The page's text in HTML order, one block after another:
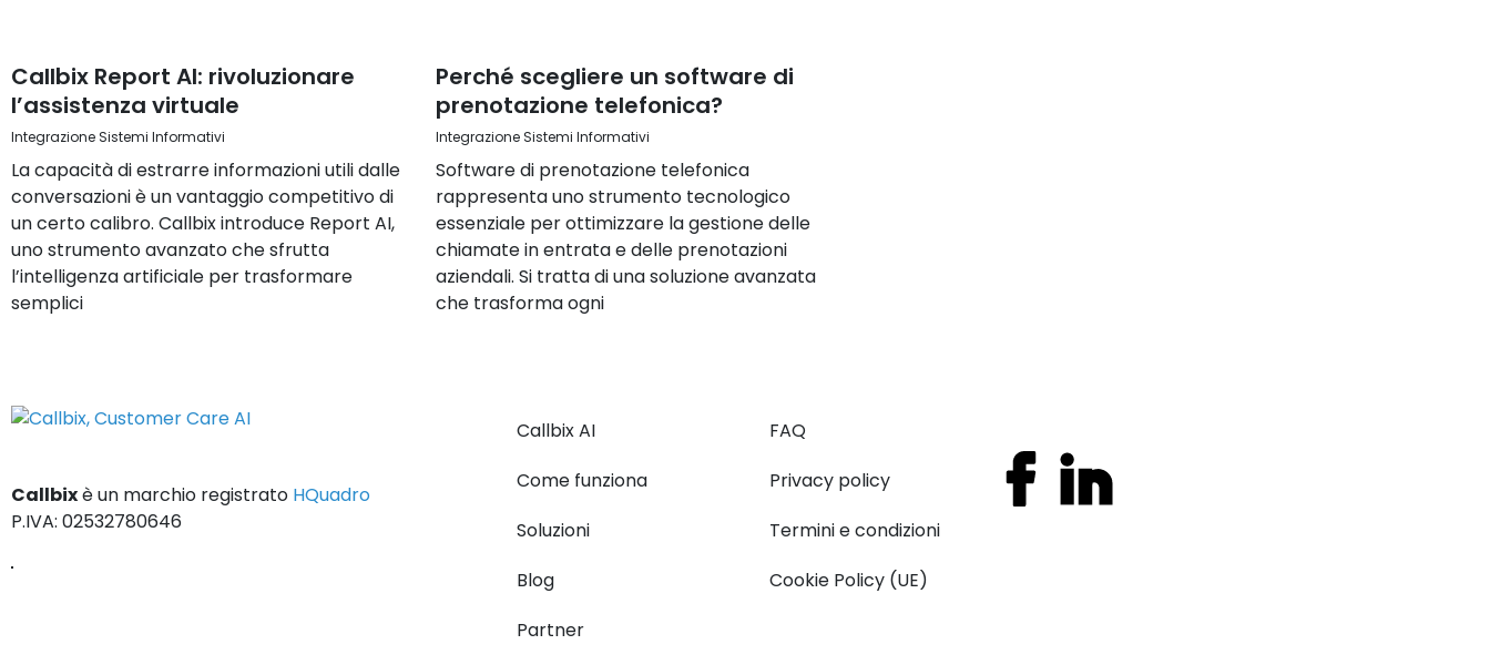
Callbix Report AI: rivoluzionare
l’assistenza virtuale
Integrazione Sistemi Informativi
La capacità di estrarre informazioni utili dalle
conversazioni è un vantaggio competitivo di
un certo calibro. Callbix introduce Report AI,
uno strumento avanzato che sfrutta
l’intelligenza artificiale per trasformare
semplici
Perché scegliere un software di
prenotazione telefonica?
Integrazione Sistemi Informativi
Software di prenotazione telefonica
rappresenta uno strumento tecnologico
essenziale per ottimizzare la gestione delle
chiamate in entrata e delle prenotazioni
aziendali. Si tratta di una soluzione avanzata
che trasforma ogni
Callbixè un marchio registrato HQuadro
P.IVA: 02532780646
Callbix AI
Come funziona
Soluzioni
Blog
Partner
FAQ
Privacy policy
Termini e condizioni
Cookie Policy (UE)